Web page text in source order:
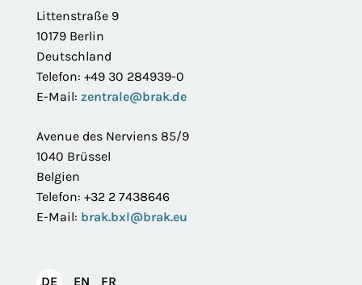
Littenstraße 9
10179 Berlin
Deutschland
Telefon: +49 30 284939-0
E-Mail: zentrale@brak.de
Avenue des Nerviens 85/9
1040 Brüssel
Belgien
Telefon: +32 2 7438646
E-Mail: brak.bxl@brak.eu
DE EN English
FR